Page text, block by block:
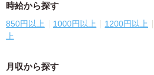
時給から探す
850円以上 1000円以上 1200円以上
上
月収から探す